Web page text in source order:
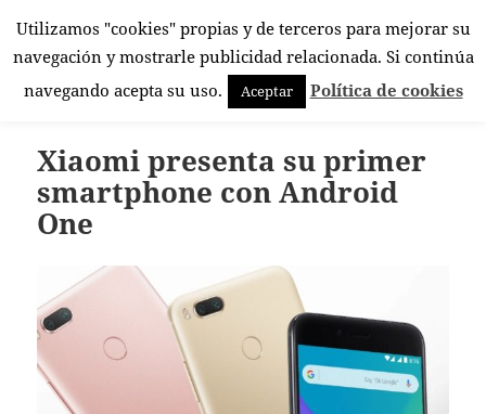
El Rincón Androide
MENÚ
Y
Xiaomi presenta su primer
smartphone con Android
One
Utilizamos "cookies" propias y de terceros para mejorar su
navegación y mostrarle publicidad relacionada. Si continúa
navegando acepta su uso.
Aceptar Política de cookies